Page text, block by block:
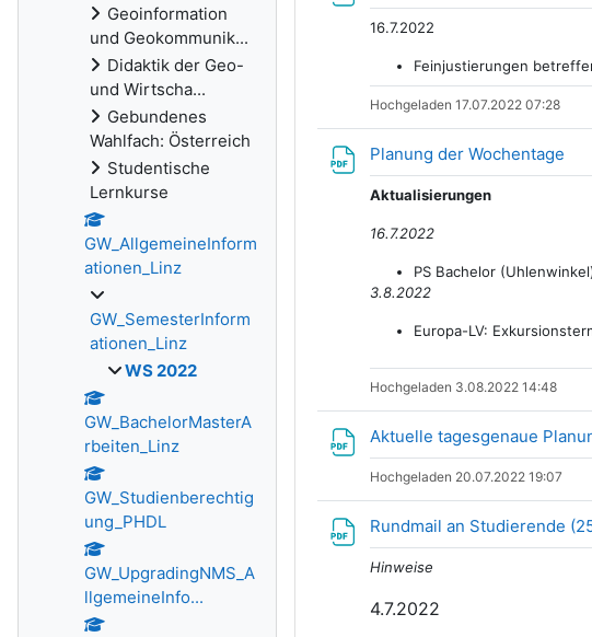
16.7.2022
Feinjustierungen
Hochgeladen 17.07.2022 07:28
Planung der Wochentage
Aktualisierungen
16.7.2022
PS Bachelor
3.8.2022
Europa-LV:
Hochgeladen 3.08.2022 14:48
Aktuelle tagesgenaue
Hochgeladen 20.07.2022 19:07
Rundmail an Studierende
Hinweise
4.7.2022
Geoinformation
und Geokommunik...
Didaktik der Geo-
und Wirtscha...
Gebundenes
Wahlfach: Österreich
Studentische
Lernkurse
GW_AllgemeineInform
ationen_Linz
GW_SemesterInform
ationen_Linz
WS 2022
GW_BachelorMasterA
rbeiten_Linz
GW_Studienberechtig
ung_PHDL
GW_UpgradingNMS_A
llgemeineInfo...